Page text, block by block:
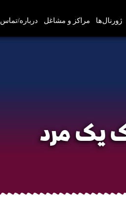
ژورنال‌ها مراکز و مشاغل درباره/تماس
یک مرد